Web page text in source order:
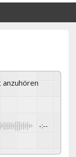
anzuhören
-:--